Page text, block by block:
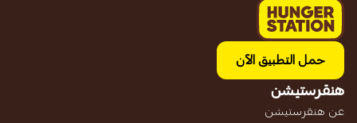
حمل التطبيق الآن
هنقرستيشن
عن هنقرستيشن